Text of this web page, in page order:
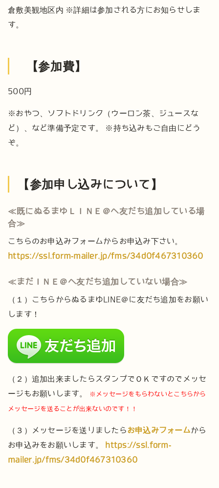
倉敷美観地区内 ※詳細は参加される方にお知らせしま
す。
【参加費】
500円
※おやつ、ソフトドリンク（ウーロン茶、ジュースな
ど）、など準備予定です。
※持ち込みもご自由にどう
ぞ。
【参加申し込みについて】
≪既にぬるまゆＬＩＮＥ＠へ友だち追加している場
合≫
こちらのお申込みフォームからお申込み下さい。
https://ssl.form-mailer.jp/fms/34d0f467310360
≪まだＩＮＥ＠へ友だち追加していない場合≫
（１）こちらからぬるまゆLINE＠に友だち追加をお願い
します！
（２）追加出来ましたらスタンプでＯＫですのでメッセ
ージもお願いします。
※メッセージをもらわないとこちらから
メッセージを送ることが出来ないのです！！
（３）メッセージを送りましたらお申込みフォームから
お申込みをお願いします。
https://ssl.form-
mailer.jp/fms/34d0f467310360